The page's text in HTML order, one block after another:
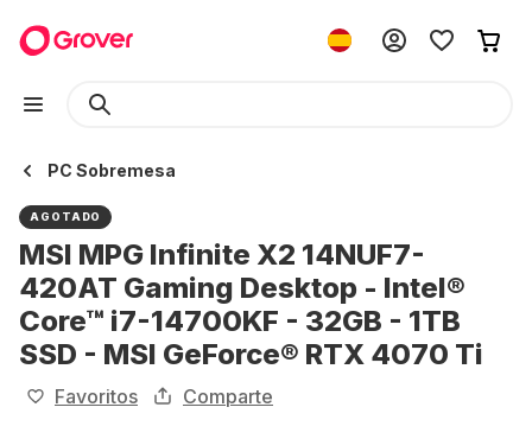
PC Sobremesa
AGOTADO
MSI MPG Infinite X2 14NUF7-
420AT Gaming Desktop - Intel®
Core™ i7-14700KF - 32GB - 1TB
SSD - MSI GeForce® RTX 4070 Ti
Favoritos Comparte